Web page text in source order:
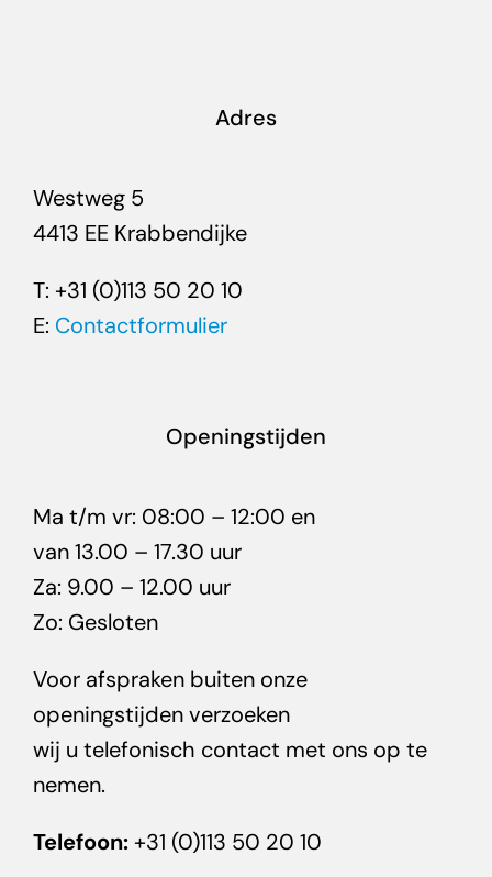
Adres
Westweg 5
4413 EE Krabbendijke
T: +31 (0)113 50 20 10
E: Contactformulier
Openingstijden
Ma t/m vr: 08:00 – 12:00 en
van 13.00 – 17.30 uur
Za: 9.00 – 12.00 uur
Zo: Gesloten
Voor afspraken buiten onze
openingstijden verzoeken
wij u telefonisch contact met ons op te
nemen.
Telefoon:+31 (0)113 50 20 10